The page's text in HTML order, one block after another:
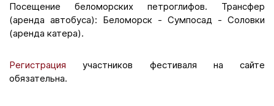
Посещение беломорских петроглифов. Трансфер
(аренда автобуса): Беломорск - Сумпосад - Соловки
(аренда катера).
Регистрация участников фестиваля на сайте
обязательна.